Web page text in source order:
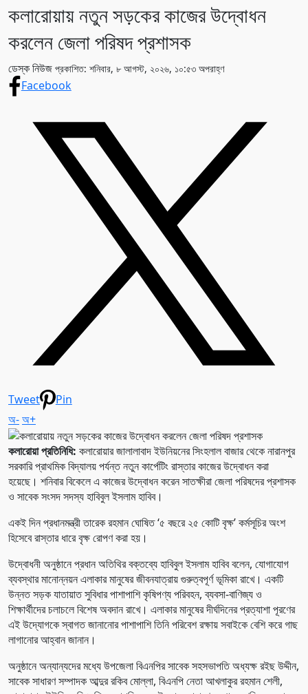
কলারোয়ায় নতুন সড়কের কাজের উদ্বোধন
করলেন জেলা পরিষদ প্রশাসক
ডেস্ক নিউজ প্রকাশিত: শনিবার, ৮ আগস্ট, ২০২৬, ১০:৫৩ অপরাহ্ণ
Facebook
Tweet
Pin
অ-অ+
কলারোয়া প্রতিনিধি: কলারোয়ার জালালাবাদ ইউনিয়নের সিংহলাল বাজার থেকে নারানপুর
সরকারি প্রাথমিক বিদ্যালয় পর্যন্ত নতুন কার্পেটিং রাস্তার কাজের উদ্বোধন করা
হয়েছে। শনিবার বিকেলে এ কাজের উদ্বোধন করেন সাতক্ষীরা জেলা পরিষদের প্রশাসক
ও সাবেক সংসদ সদস্য হাবিবুল ইসলাম হাবিব।
একই দিন প্রধানমন্ত্রী তারেক রহমান ঘোষিত ‘৫ বছরে ২৫ কোটি বৃক্ষ’ কর্মসূচির অংশ
হিসেবে রাস্তার ধারে বৃক্ষ রোপণ করা হয়।
উদ্বোধনী অনুষ্ঠানে প্রধান অতিথির বক্তব্যে হাবিবুল ইসলাম হাবিব বলেন, যোগাযোগ
ব্যবস্থার মানোন্নয়ন এলাকার মানুষের জীবনযাত্রায় গুরুত্বপূর্ণ ভূমিকা রাখে। একটি
উন্নত সড়ক যাতায়াত সুবিধার পাশাপাশি কৃষিপণ্য পরিবহন, ব্যবসা-বাণিজ্য ও
শিক্ষার্থীদের চলাচলে বিশেষ অবদান রাখে। এলাকার মানুষের দীর্ঘদিনের প্রত্যাশা পূরণের
এই উদ্যোগকে স্বাগত জানানোর পাশাপাশি তিনি পরিবেশ রক্ষায় সবাইকে বেশি করে গাছ
লাগানোর আহ্বান জানান।
অনুষ্ঠানে অন্যান্যদের মধ্যে উপজেলা বিএনপির সাবেক সহসভাপতি অধ্যক্ষ রইছ উদ্দীন,
সাবেক সাধারণ সম্পাদক আব্দুর রকিব মোল্লা, বিএনপি নেতা আখলাকুর রহমান শেলী,